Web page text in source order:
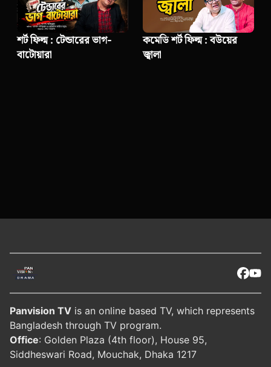
শর্ট ফিল্ম : টেন্ডারের ভাগ-
বাটোয়ারা
কমেডি শর্ট ফিল্ম : বউয়ের
জ্বালা
Panvision TV is an online based TV, which represents
Bangladesh through TV program.
Office: Golden Plaza (4th floor), House 95,
Siddheswari Road, Mouchak, Dhaka 1217